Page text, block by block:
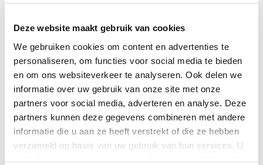
Deze website maakt gebruik van cookies
We gebruiken cookies om content en advertenties te
personaliseren, om functies voor social media te bieden
en om ons websiteverkeer te analyseren. Ook delen we
informatie over uw gebruik van onze site met onze
partners voor social media, adverteren en analyse. Deze
partners kunnen deze gegevens combineren met andere
informatie die u aan ze heeft verstrekt of die ze hebben
verzameld op basis van uw gebruik van hun services. U
Aan de rand van Bennebroek ligt een onopvallend slootje.
Ziehier de grens van Kennemerland en van de Noord- en Zuid-
Holland. Dit slootje van niks.